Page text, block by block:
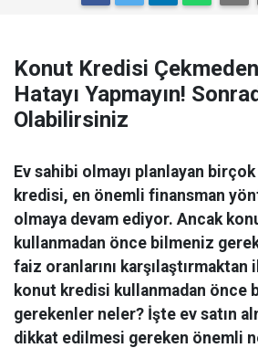
Konut Kredisi
Hatayı Yapmayın!
Olabilirsiniz
Ev sahibi olmayı planlayan
kredisi, en önemli finansman
olmaya devam ediyor. Ancak
kullanmadan önce bilmeniz
faiz oranlarını
konut kredisi kullanmadan önce
gerekenler neler? İşte ev satın
dikkat edilmesi gereken önemli